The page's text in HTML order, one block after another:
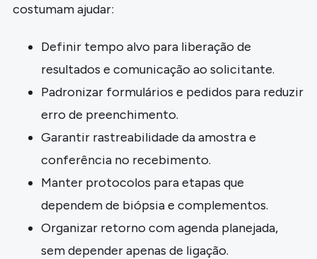
costumam ajudar:
Definir tempo alvo para liberação de
resultados e comunicação ao solicitante.
Padronizar formulários e pedidos para reduzir
erro de preenchimento.
Garantir rastreabilidade da amostra e
conferência no recebimento.
Manter protocolos para etapas que
dependem de biópsia e complementos.
Organizar retorno com agenda planejada,
sem depender apenas de ligação.